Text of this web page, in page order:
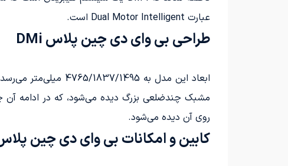
عبارت Dual Motor Intelligent است.
طراحی بی وای دی چین پلاس DMi
روی آن دیده می‌شود.
کابین و امکانات بی وای دی چین